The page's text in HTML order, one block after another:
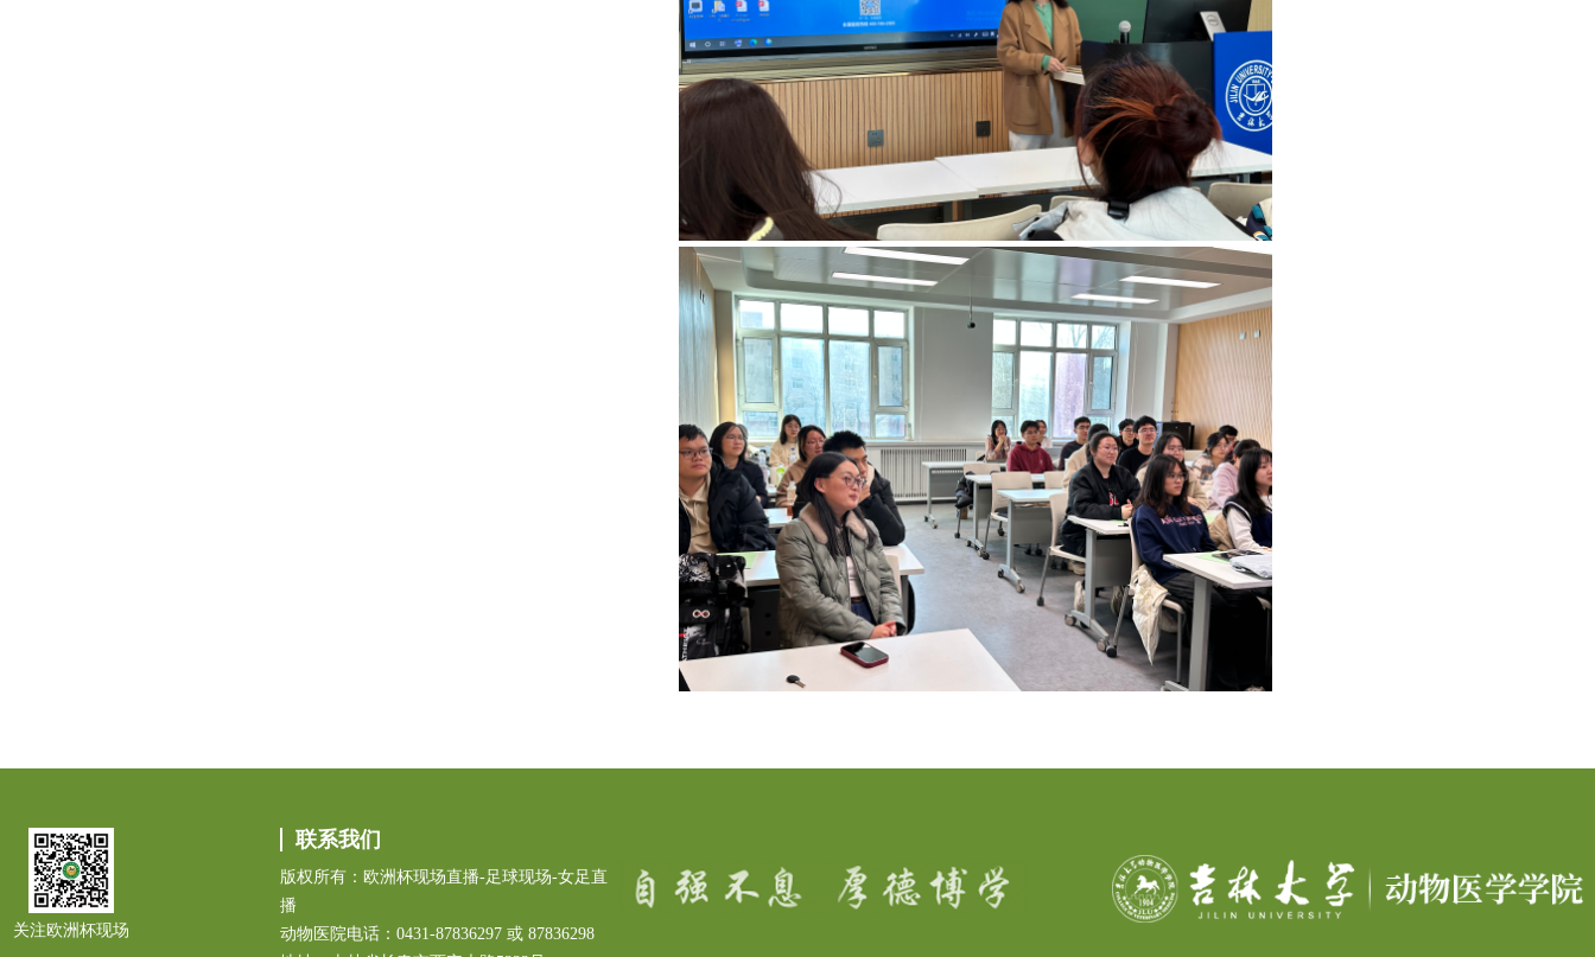
关注欧洲杯现场
联系我们
版权所有：欧洲杯现场直播-足球现场-女足直
播
动物医院电话：0431-87836297 或 87836298